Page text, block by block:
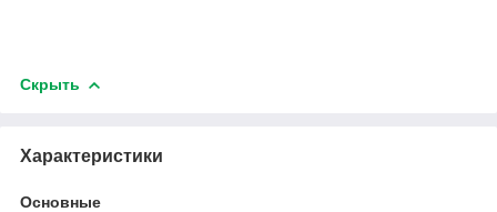
Скрыть
Характеристики
Основные